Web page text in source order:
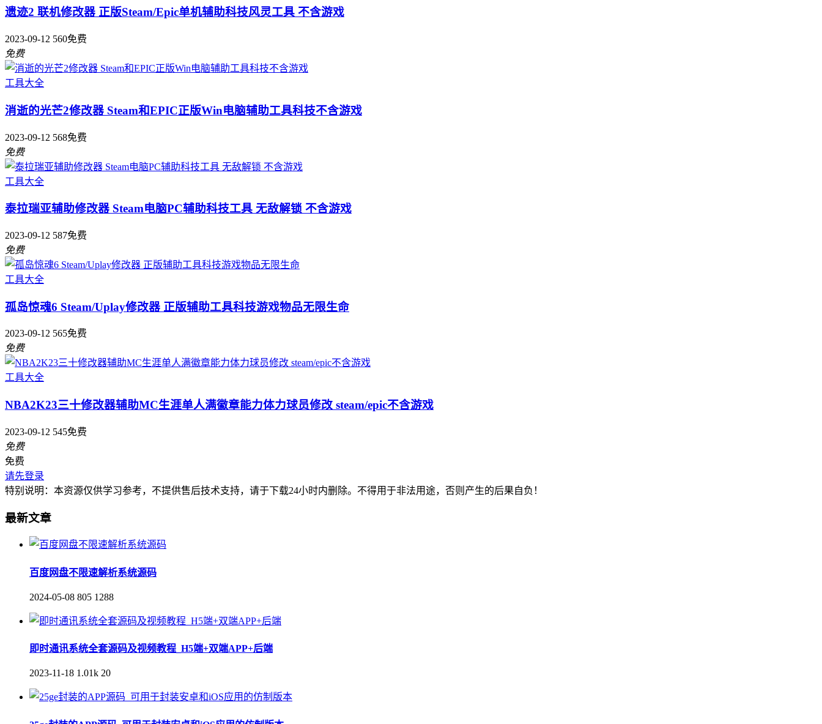
遗迹2 联机修改器 正版Steam/Epic单机辅助科技风灵工具 不含游戏
2023-09-12 560免费
免费
工具大全
消逝的光芒2修改器 Steam和EPIC正版Win电脑辅助工具科技不含游戏
2023-09-12 568免费
免费
工具大全
泰拉瑞亚辅助修改器 Steam电脑PC辅助科技工具 无敌解锁 不含游戏
2023-09-12 587免费
免费
工具大全
孤岛惊魂6 Steam/Uplay修改器 正版辅助工具科技游戏物品无限生命
2023-09-12 565免费
免费
工具大全
NBA2K23三十修改器辅助MC生涯单人满徽章能力体力球员修改 steam/epic不含游戏
2023-09-12 545免费
免费
免费
请先登录
特别说明：本资源仅供学习参考，不提供售后技术支持，请于下载24小时内删除。不得用于非法用途，否则产生的后果自负！
最新文章
百度网盘不限速解析系统源码
2024-05-08 805 1288
即时通讯系统全套源码及视频教程_H5端+双端APP+后端
2023-11-18 1.01k 20